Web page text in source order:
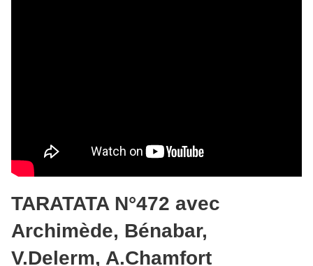
TARATATA N°472 avec
Archimède, Bénabar,
V.Delerm, A.Chamfort